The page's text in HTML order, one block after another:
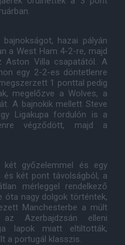
hazai pályán
a West Ham 4-2-re, majd
Aston Villa csapatától. A
egy 2-2-es döntetlenre
1 ponttal pedig
megelőzve a Wolves, a
A bajnokik mellett Steve
Ligakupa fordulón is a
végződött, majd a
győzelemmel és egy
és két pont távolságból, a
mérleggel rendelkező
óta nagy dolgok történtek,
Manchesterbe a múlt
Azerbajdzsán elleni
lapok miatt eltiltották,
a portugál klasszis.